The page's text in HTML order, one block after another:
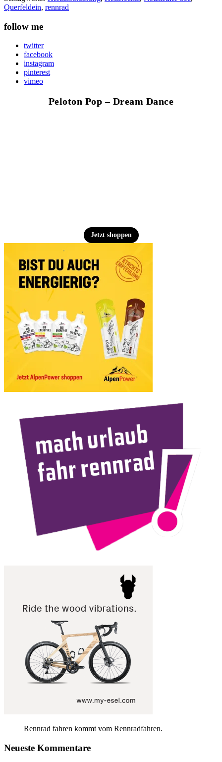
Querfeldein, rennrad
follow me
twitter
facebook
instagram
pinterest
vimeo
Peloton Pop – Dream Dance
Jetzt shoppen
Rennrad fahren kommt vom Rennradfahren.
Neueste Kommentare